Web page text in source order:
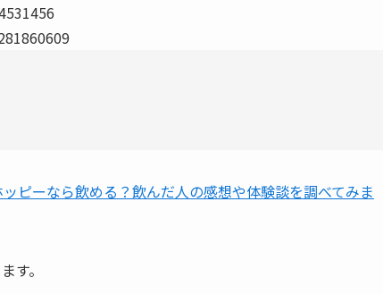
ッピーなら飲める？飲んだ人の感想や体験談を調べてみま
す。